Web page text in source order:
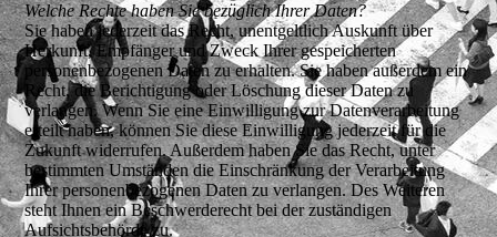
Welche Rechte haben Sie bezüglich Ihrer Daten?
Sie haben jederzeit das Recht, unentgeltlich Auskunft über
Herkunft, Empfänger und Zweck Ihrer gespeicherten
personenbezogenen Daten zu erhalten. Sie haben außerdem ein
Recht, die Berichtigung oder Löschung dieser Daten zu
verlangen. Wenn Sie eine Einwilligung zur Datenverarbeitung
erteilt haben, können Sie diese Einwilligung jederzeit für die
Zukunft widerrufen. Außerdem haben Sie das Recht, unter
bestimmten Umständen die Einschränkung der Verarbeitung
Ihrer personenbezogenen Daten zu verlangen. Des Weiteren
steht Ihnen ein Beschwerderecht bei der zuständigen
Aufsichtsbehörde zu.